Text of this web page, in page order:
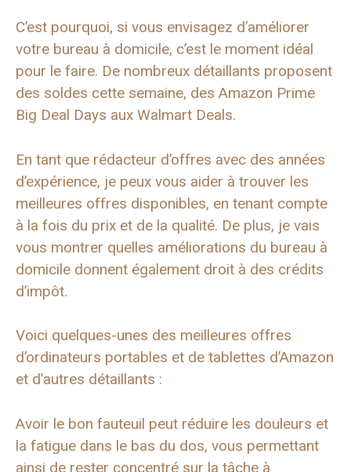
C’est pourquoi, si vous envisagez d’améliorer
votre bureau à domicile, c’est le moment idéal
pour le faire. De nombreux détaillants proposent
des soldes cette semaine, des Amazon Prime
Big Deal Days aux Walmart Deals.
En tant que rédacteur d’offres avec des années
d’expérience, je peux vous aider à trouver les
meilleures offres disponibles, en tenant compte
à la fois du prix et de la qualité. De plus, je vais
vous montrer quelles améliorations du bureau à
domicile donnent également droit à des crédits
d’impôt.
Voici quelques-unes des meilleures offres
d’ordinateurs portables et de tablettes d’Amazon
et d’autres détaillants :
Avoir le bon fauteuil peut réduire les douleurs et
la fatigue dans le bas du dos, vous permettant
ainsi de rester concentré sur la tâche à